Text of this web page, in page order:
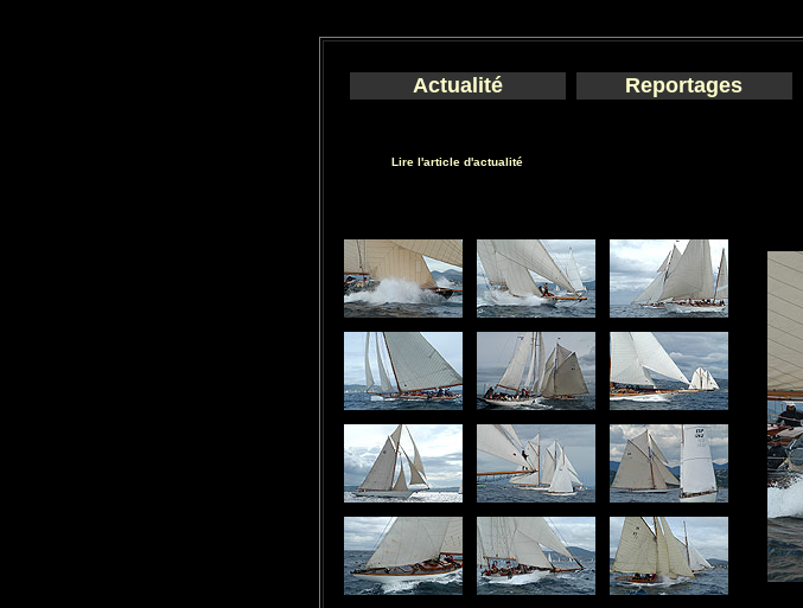
Actualité Reportages
Lire l'article d'actualité